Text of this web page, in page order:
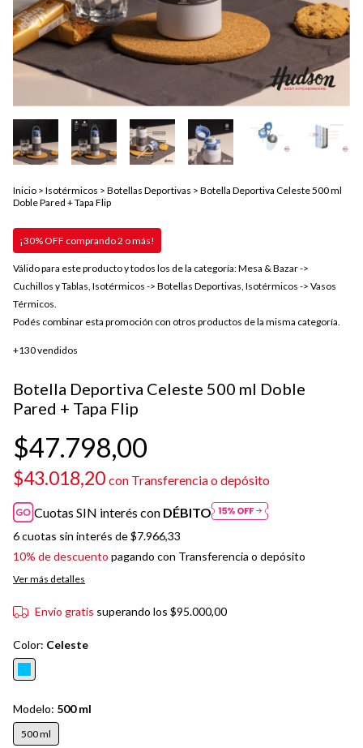
Inicio > Isotérmicos > Botellas Deportivas > Botella Deportiva Celeste 500 ml
Doble Pared + Tapa Flip
¡30% OFF comprando 2 o más!
Válido para este producto y todos los de la categoría: Mesa & Bazar ->
Cuchillos y Tablas, Isotérmicos -> Botellas Deportivas, Isotérmicos -> Vasos
Térmicos.
Podés combinar esta promoción con otros productos de la misma categoría.
+130 vendidos
Botella Deportiva Celeste 500 ml Doble
Pared + Tapa Flip
$47.798,00
$43.018,20 con Transferencia o depósito
Cuotas SIN interés con DÉBITO
6cuotas sin interés de$7.966,33
10% de descuento pagando con Transferencia o depósito
Ver más detalles
Envío gratis superando los $95.000,00
Color: Celeste
Modelo: 500 ml
500 ml